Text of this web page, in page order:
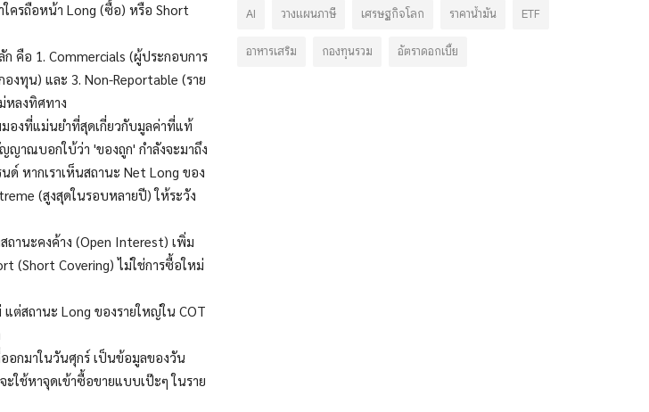
ใครถือหน้า Long (ซื้อ) หรือ Short
คือ 1. Commercials (ผู้ประกอบการ
องทุน) และ 3. Non-Reportable (ราย
ม่หลงทิศทาง
องที่แม่นยำที่สุดเกี่ยวกับมูลค่าที่แท้
ญาณบอกใบ้ว่า 'ของถูก' กำลังจะมาถึง
ด์ หากเราเห็นสถานะ Net Long ของ
(สูงสุดในรอบหลายปี) ให้ระวัง
ถานะคงค้าง (Open Interest) เพิ่ม
(Short Covering) ไม่ใช่การซื้อใหม่
แต่สถานะ Long ของรายใหญ่ใน COT
อกมาในวันศุกร์ เป็นข้อมูลของวัน
ใช้หาจุดเข้าซื้อขายแบบเป๊ะๆ ในราย
AI วางแผนภาษี เศรษฐกิจโลก ราคาน้ำมัน ETF
อาหารเสริม กองทุนรวม อัตราดอกเบี้ย